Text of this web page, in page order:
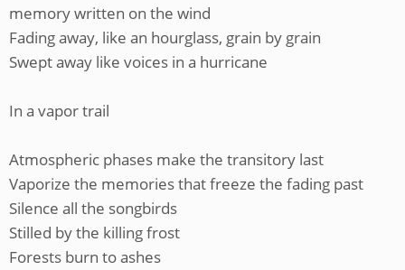
memory written on the wind
Fading away, like an hourglass, grain by grain
Swept away like voices in a hurricane
In a vapor trail
Atmospheric phases make the transitory last
Vaporize the memories that freeze the fading past
Silence all the songbirds
Stilled by the killing frost
Forests burn to ashes